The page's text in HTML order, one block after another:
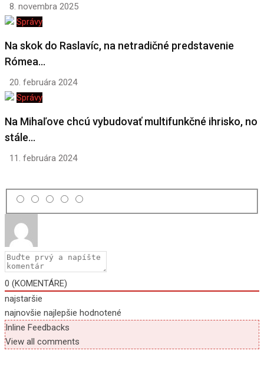
8. novembra 2025
Správy
Na skok do Raslavíc, na netradičné predstavenie
Rómea…
20. februára 2024
Správy
Na Mihaľove chcú vybudovať multifunkčné ihrisko, no
stále…
11. februára 2024
0 (KOMENTÁRE)
najstaršie
najnovšie najlepšie hodnotené
Inline Feedbacks
View all comments